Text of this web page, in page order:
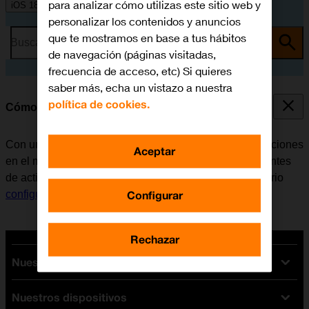
iOS 18
Busca por problema o tema
Cómo activar una Cuenta de Apple en el móvil
Con una Cuenta de Apple se tiene acceso a varias funciones
en el móvil, por ejemplo, iCloud, App Store y iTunes. Antes
de activar una Cuenta de Apple en el móvil, es necesario
configurar el móvil para internet.
Nuestras tarifas
Tarifas Orange
Nuestros dispositivos
para analizar cómo utilizas este sitio web y
personalizar los contenidos y anuncios
que te mostramos en base a tus hábitos
de navegación (páginas visitadas,
frecuencia de acceso, etc) Si quieres
saber más, echa un vistazo a nuestra
política de cookies.
Configurar
Rechazar
Aceptar